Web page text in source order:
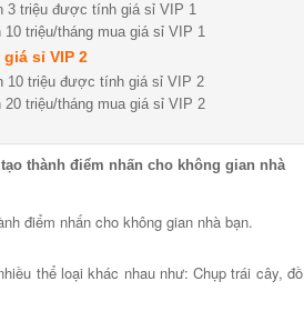
3 triệu được tính giá sỉ VIP 1
10 triệu/tháng mua giá sỉ VIP 1
sỉ VIP 2
10 triệu được tính giá sỉ VIP 2
20 triệu/tháng mua giá sỉ VIP 2
thành điểm nhấn cho không gian nhà
điểm nhấn cho không gian nhà bạn.
thể loại khác nhau như: Chụp trái cây, đồ